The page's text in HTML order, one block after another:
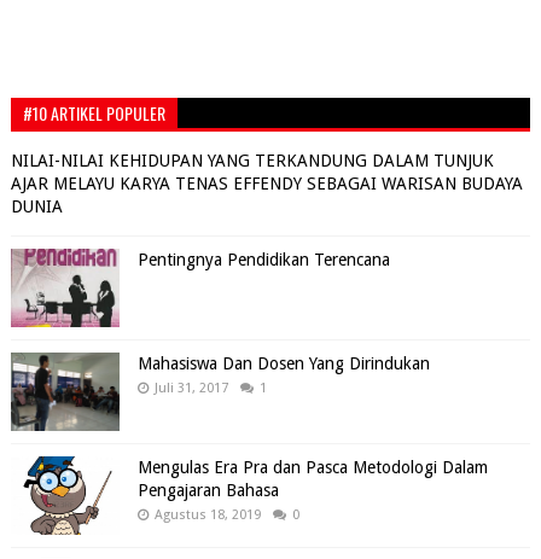
#10 ARTIKEL POPULER
NILAI-NILAI KEHIDUPAN YANG TERKANDUNG DALAM TUNJUK
AJAR MELAYU KARYA TENAS EFFENDY SEBAGAI WARISAN BUDAYA
DUNIA
Pentingnya Pendidikan Terencana
Mahasiswa Dan Dosen Yang Dirindukan
Juli 31, 2017 1
Mengulas Era Pra dan Pasca Metodologi Dalam
Pengajaran Bahasa
Agustus 18, 2019 0